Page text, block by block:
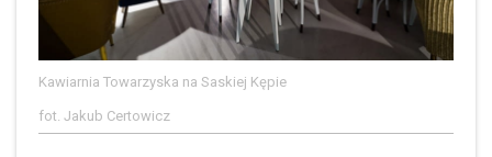
Kawiarnia Towarzyska na Saskiej Kępie
fot. Jakub Certowicz